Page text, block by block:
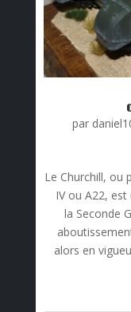
par
Le Churchill, ou
IV ou A22,
la Seconde
alors en